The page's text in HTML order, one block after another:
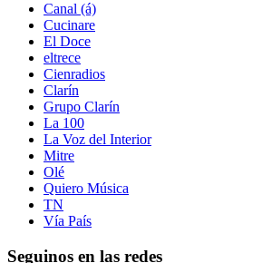
Canal (á)
Cucinare
El Doce
eltrece
Cienradios
Clarín
Grupo Clarín
La 100
La Voz del Interior
Mitre
Olé
Quiero Música
TN
Vía País
Seguinos en las redes